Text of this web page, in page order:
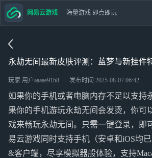
永劫无间最新皮肤评测：蓝梦与新挂件
玩家 用户aaaae91h8 发布时间 2025-08-07 06:42
如果你的手机或者电脑内存不足以支持
果你的手机游玩永劫无间会发烫，你可
戏来畅玩永劫无间。只需一键登录，即
易云游戏同时支持手机（安卓和iOS均
&客户端，尽享模拟器般体验，支持
网易云游戏 海量游戏 即点即玩